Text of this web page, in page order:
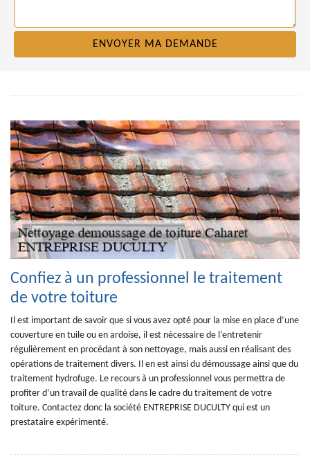
Confiez à un professionnel le traitement
de votre toiture
Il est important de savoir que si vous avez opté pour la mise en place d’une
couverture en tuile ou en ardoise, il est nécessaire de l’entretenir
régulièrement en procédant à son nettoyage, mais aussi en réalisant des
opérations de traitement divers. Il en est ainsi du démoussage ainsi que du
traitement hydrofuge. Le recours à un professionnel vous permettra de
profiter d’un travail de qualité dans le cadre du traitement de votre
toiture. Contactez donc la société ENTREPRISE DUCULTY qui est un
prestataire expérimenté.